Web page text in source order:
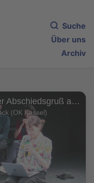
Suche
Über uns
Archiv
Poetischer Abschiedsgruß aller Dichter:innen
(OK Kassel)